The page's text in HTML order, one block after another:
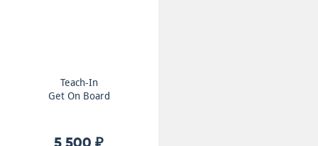
Teach-In
Get On Board
5 500 ₽